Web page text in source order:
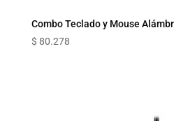
Combo Teclado y Mouse
$ 80.278